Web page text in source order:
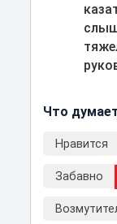
Что
Нравится
Забавно